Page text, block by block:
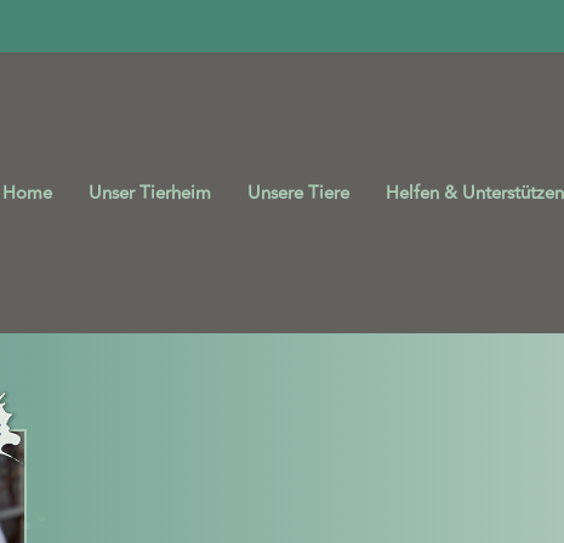
Home Unser Tierheim Unsere Tiere Helfen & Unterstützen